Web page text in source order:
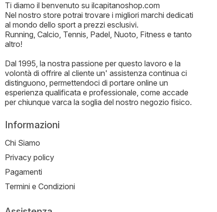
Ti diamo il benvenuto su ilcapitanoshop.com
Nel nostro store potrai trovare i migliori marchi dedicati
al mondo dello sport a prezzi esclusivi.
Running, Calcio, Tennis, Padel, Nuoto, Fitness e tanto
altro!
Dal 1995, la nostra passione per questo lavoro e la
volontà di offrire al cliente un' assistenza continua ci
distinguono, permettendoci di portare online un
esperienza qualificata e professionale, come accade
per chiunque varca la soglia del nostro negozio fisico.
Informazioni
Chi Siamo
Privacy policy
Pagamenti
Termini e Condizioni